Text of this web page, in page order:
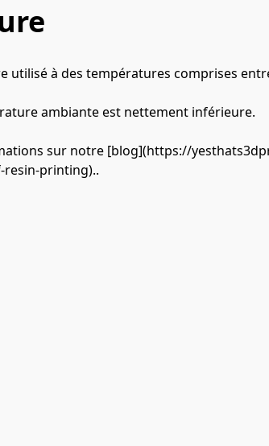
utilisé à des températures comprises
ambiante est nettement inférieure.
sur notre [blog](https://
resin-printing)..